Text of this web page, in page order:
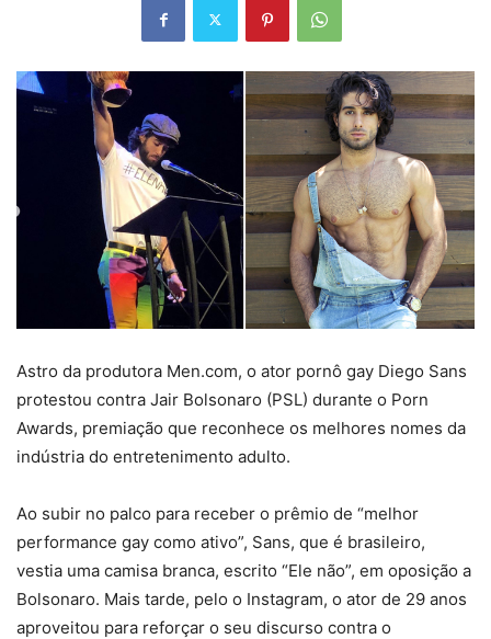
Astro da produtora Men.com, o ator pornô gay Diego Sans
protestou contra Jair Bolsonaro (PSL) durante o Porn
Awards, premiação que reconhece os melhores nomes da
indústria do entretenimento adulto.
Ao subir no palco para receber o prêmio de “melhor
performance gay como ativo”, Sans, que é brasileiro,
vestia uma camisa branca, escrito “Ele não”, em oposição a
Bolsonaro. Mais tarde, pelo o Instagram, o ator de 29 anos
aproveitou para reforçar o seu discurso contra o